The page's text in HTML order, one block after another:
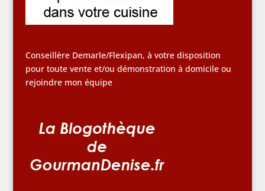
Conseillère Demarle/Flexipan, à votre disposition
pour toute vente et/ou démonstration à domicile ou
rejoindre mon équipe